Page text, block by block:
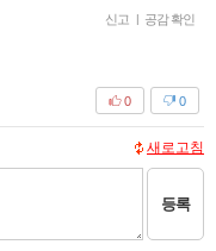
신고 | 공감 확인
0
0
새로고침
등록